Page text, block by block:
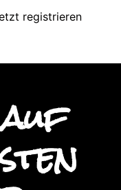
registrieren